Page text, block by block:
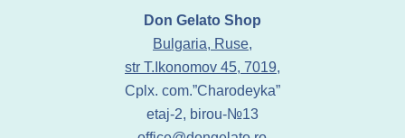
Don Gelato Shop
Bulgaria, Ruse,
str T.Ikonomov 45, 7019,
Cplx. com.”Charodeyka”
etaj-2, birou-№13